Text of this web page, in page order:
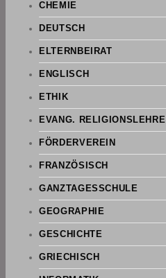
CHEMIE
DEUTSCH
ELTERNBEIRAT
ENGLISCH
ETHIK
EVANG. RELIGIONSLEHRE
FÖRDERVEREIN
FRANZÖSISCH
GANZTAGESSCHULE
GEOGRAPHIE
GESCHICHTE
GRIECHISCH